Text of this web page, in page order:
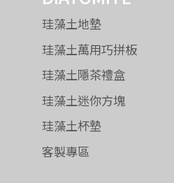
珪藻土地墊
珪藻土萬用巧拼板
珪藻土隱茶禮盒
珪藻土迷你方塊
珪藻土杯墊
客製專區